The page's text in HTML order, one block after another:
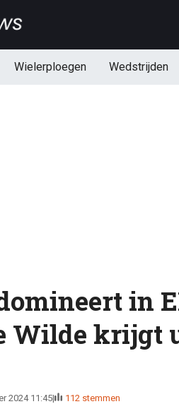
Wielerploegen Wedstrijden
in
Wilde krijgt
2024 11:45 112 stemmen